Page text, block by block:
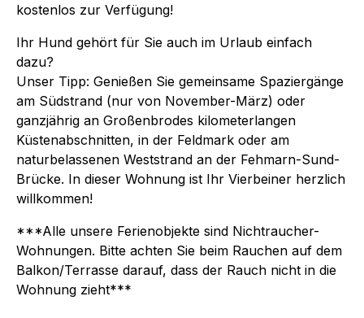
kostenlos zur Verfügung!
Ihr Hund gehört für Sie auch im Urlaub einfach
dazu?
Unser Tipp: Genießen Sie gemeinsame Spaziergänge
am Südstrand (nur von November-März) oder
ganzjährig an Großenbrodes kilometerlangen
Küstenabschnitten, in der Feldmark oder am
naturbelassenen Weststrand an der Fehmarn-Sund-
Brücke. In dieser Wohnung ist Ihr Vierbeiner herzlich
willkommen!
***Alle unsere Ferienobjekte sind Nichtraucher-
Wohnungen. Bitte achten Sie beim Rauchen auf dem
Balkon/Terrasse darauf, dass der Rauch nicht in die
Wohnung zieht***